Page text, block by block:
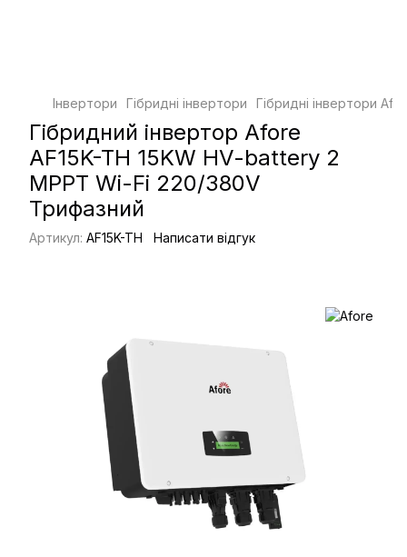
Інвертори Гібридні інвертори Гібридні інвертори
Гібридний інвертор Afore
AF15K-TH 15KW HV-battery 2
MPPT Wi-Fi 220/380V
Трифазний
Артикул: AF15K-TH Написати відгук